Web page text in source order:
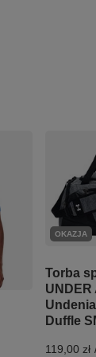
OKAZJA
Torba
UNDER
Duffle
119,00 zł